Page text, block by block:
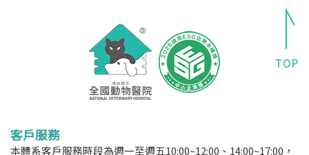
客戶服務
本體系客戶服務時段為週一至週五10:00~12:00、14:00~17:00，